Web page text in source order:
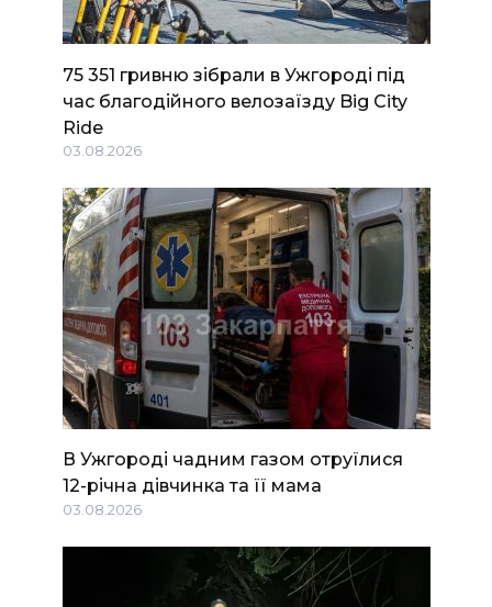
75 351 гривню зібрали в Ужгороді під
час благодійного велозаїзду Big Сity
Ride
03.08.2026
В Ужгороді чадним газом отруїлися
12-річна дівчинка та її мама
03.08.2026